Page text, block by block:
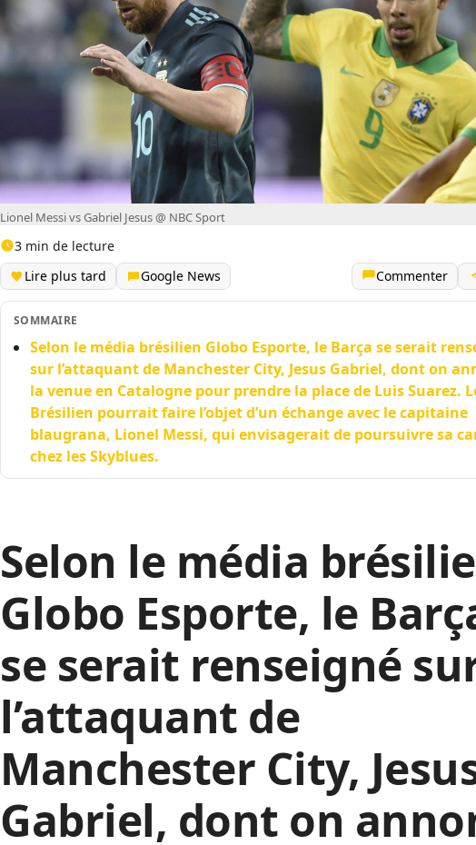
Lionel Messi vs Gabriel Jesus @ NBC Sport
3 min de lecture
Lire plus tard
Google News Commenter
SOMMAIRE
Selon le média brésilien Globo Esporte, le Barça se serait
sur l’attaquant de Manchester City, Jesus Gabriel, dont on
la venue en Catalogne pour prendre la place de Luis Suarez.
Brésilien pourrait faire l’objet d’un échange avec le capitaine
blaugrana, Lionel Messi, qui envisagerait de poursuivre sa
chez les Skyblues.
Selon le média
Globo Esporte, le
se serait renseigné
l’attaquant de
Manchester City,
Gabriel, dont on